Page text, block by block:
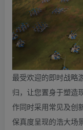
最受欢迎的即时战略
归，让您置身于塑造
作同时采用常见及创
保真度呈现的浩大场